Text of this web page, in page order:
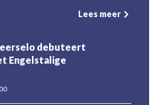
Lees meer
debuteert
Engelstalige